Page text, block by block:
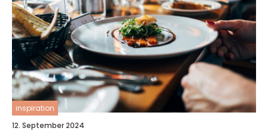
inspiration
12. September 2024